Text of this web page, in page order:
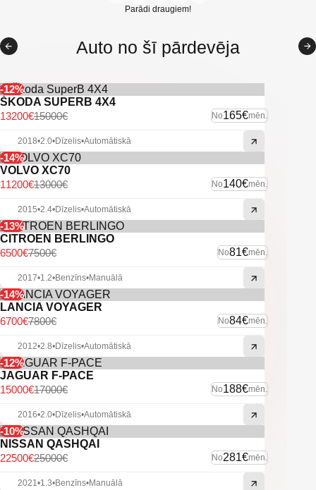
Parādi draugiem!
Auto no šī pārdevēja
-12%
ŠKODA SUPERB 4X4
No165€mēn.
15000€
13200€
2018•2.0•Dīzelis•Automātiskā
-14%
VOLVO XC70
No140€mēn.
13000€
11200€
2015•2.4•Dīzelis•Automātiskā
-13%
CITROEN BERLINGO
No81€mēn.
7500€
6500€
2017•1.2•Benzīns•Manuālā
-14%
LANCIA VOYAGER
No84€mēn.
7800€
6700€
2012•2.8•Dīzelis•Automātiskā
-12%
JAGUAR F-PACE
No188€mēn.
17000€
15000€
2016•2.0•Dīzelis•Automātiskā
-10%
NISSAN QASHQAI
No281€mēn.
25000€
22500€
2021•1.3•Benzīns•Manuālā